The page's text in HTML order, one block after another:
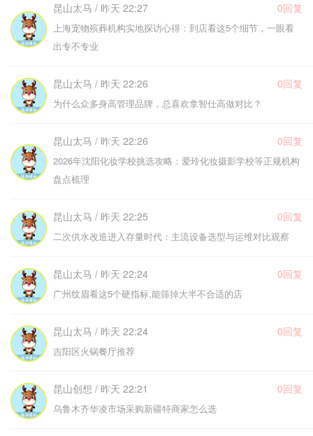
昆山太马 / 昨天 22:27 0回复
上海宠物殡葬机构实地探访心得：到店看这5个细节，一眼看
出专不专业
昆山太马 / 昨天 22:26 0回复
为什么众多身高管理品牌，总喜欢拿智仕高做对比？
昆山太马 / 昨天 22:26 0回复
2026年沈阳化妆学校挑选攻略：爱玲化妆摄影学校等正规机构
盘点梳理
昆山太马 / 昨天 22:25 0回复
二次供水改造进入存量时代：主流设备选型与运维对比观察
昆山太马 / 昨天 22:24 0回复
广州纹眉看这5个硬指标,能筛掉大半不合适的店
昆山太马 / 昨天 22:24 0回复
吉阳区火锅餐厅推荐
昆山创想 / 昨天 22:21 0回复
乌鲁木齐华凌市场采购新疆特商家怎么选